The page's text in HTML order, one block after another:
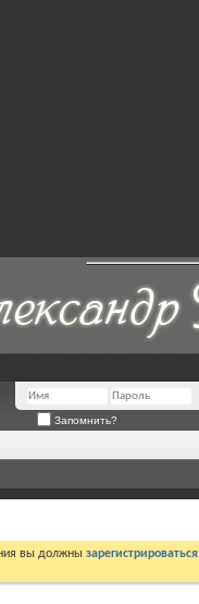
Запомнить?
вы должны зарегистрироваться